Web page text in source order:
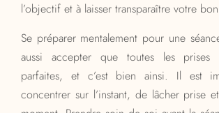
l’objectif et à laisser transparaître votre
Se préparer mentalement pour une
aussi accepter que toutes les prises
parfaites, et c’est bien ainsi. Il est
concentrer sur l’instant, de lâcher prise